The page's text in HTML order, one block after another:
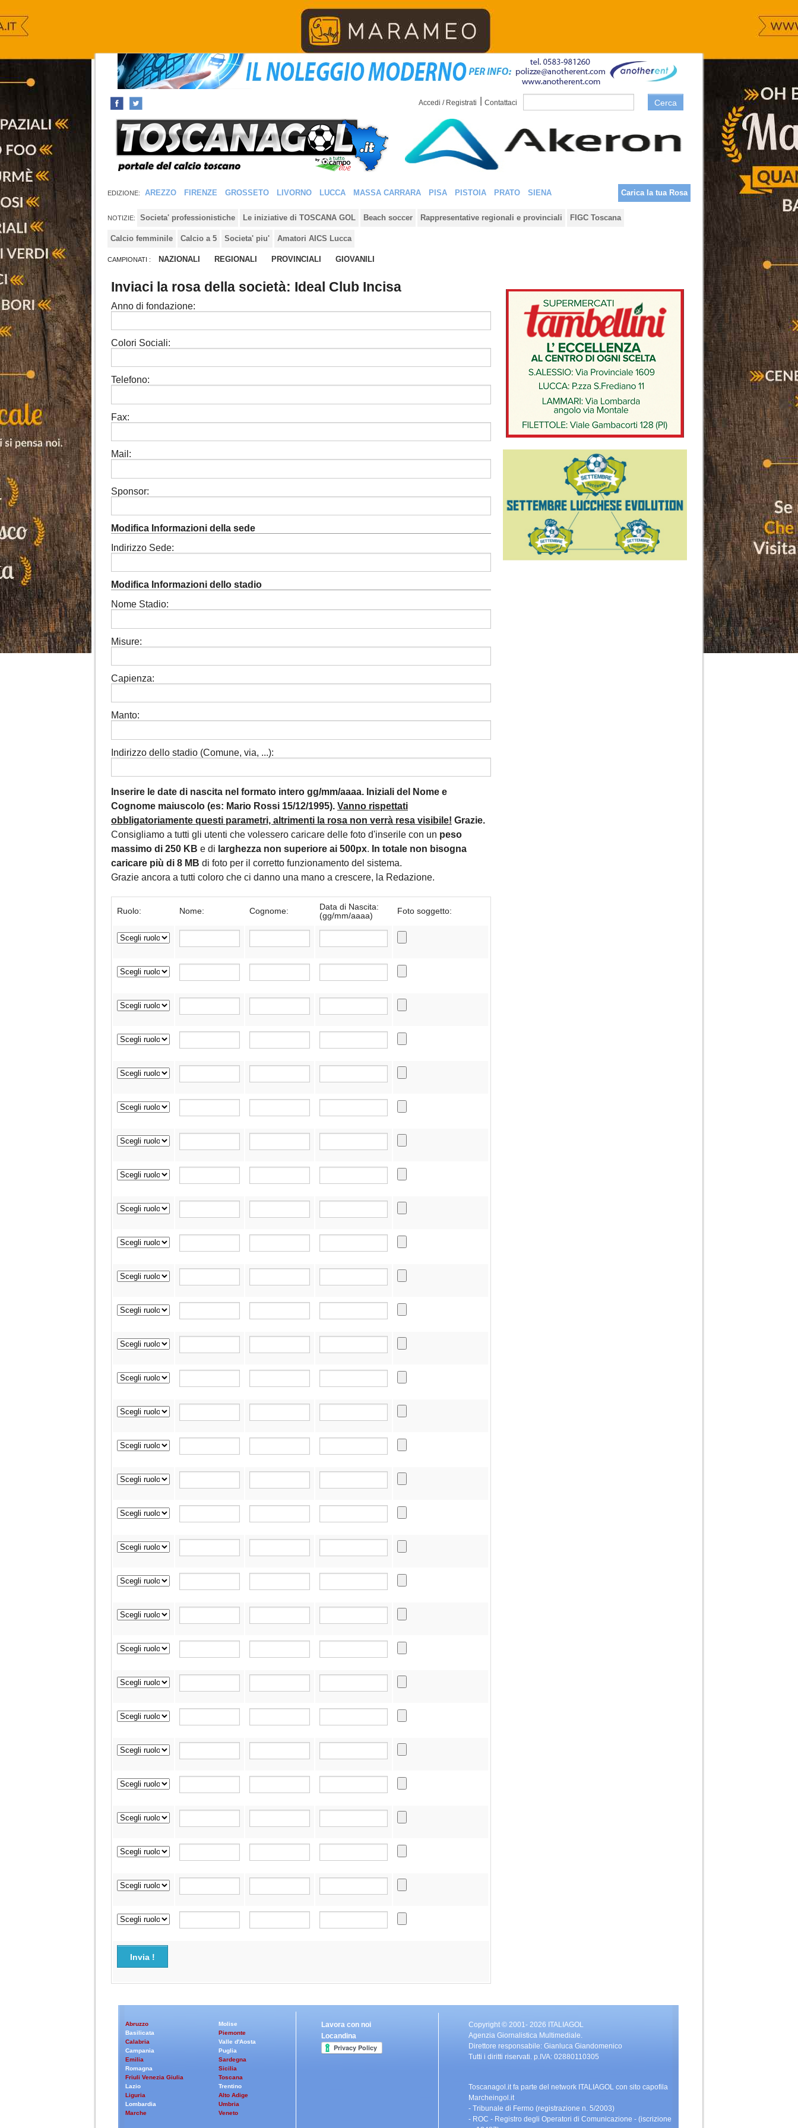
Accedi / Registrati Contattaci Cerca
EDIZIONE: AREZZO FIRENZE GROSSETO LIVORNO LUCCA MASSA CARRARA PISA PISTOIA PRATO SIENA Carica la tua Rosa
NOTIZIE: Societa' professionistiche Le iniziative di TOSCANA GOL Beach soccer Rappresentative regionali e provinciali FIGC Toscana
Calcio femminile Calcio a 5 Societa' piu' Amatori AICS Lucca
CAMPIONATI : NAZIONALI REGIONALI PROVINCIALI GIOVANILI
Inviaci la rosa della società: Ideal Club Incisa
Anno di fondazione:
Colori Sociali:
Telefono:
Fax:
Mail:
Sponsor:
Modifica Informazioni della sede
Indirizzo Sede:
Modifica Informazioni dello stadio
Nome Stadio:
Misure:
Capienza:
Manto:
Indirizzo dello stadio (Comune, via, ...):
Inserire le date di nascita nel formato intero gg/mm/aaaa. Iniziali del Nome e
Cognome maiuscolo (es: Mario Rossi 15/12/1995). Vanno rispettati
obbligatoriamente questi parametri, altrimenti la rosa non verrà resa visibile! Grazie.
Consigliamo a tutti gli utenti che volessero caricare delle foto d'inserile con un peso
massimo di 250 KB e di larghezza non superiore ai 500px. In totale non bisogna
caricare più di 8 MB di foto per il corretto funzionamento del sistema.
Grazie ancora a tutti coloro che ci danno una mano a crescere, la Redazione.
Ruolo: Nome: Cognome:
Data di Nascita:
(gg/mm/aaaa)
Foto soggetto:
Invia !
Abruzzo
Basilicata
Calabria
Campania
Emilia
Romagna
Friuli Venezia Giulia
Lazio
Liguria
Lombardia
Marche
Molise
Piemonte
Valle d'Aosta
Puglia
Sardegna
Sicilia
Toscana
Trentino
Alto Adige
Umbria
Veneto
Lavora con noi
Locandina
Copyright © 2001- 2026 ITALIAGOL
Agenzia Giornalistica Multimediale.
Direttore responsabile: Gianluca Giandomenico
Tutti i diritti riservati. p.IVA: 02880110305
Toscanagol.it fa parte del network ITALIAGOL con sito capofila
Marcheingol.it
- Tribunale di Fermo (registrazione n. 5/2003)
- ROC - Registro degli Operatori di Comunicazione - (iscrizione